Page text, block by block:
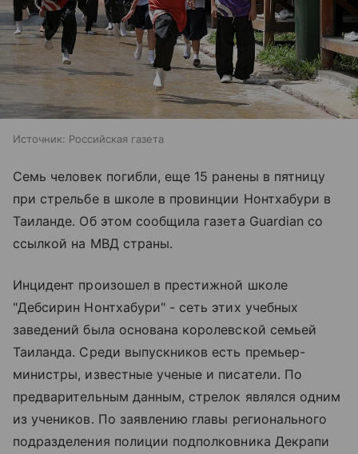
Источник: Российская газета
Семь человек погибли, еще 15 ранены в пятницу
при стрельбе в школе в провинции Нонтхабури в
Таиланде. Об этом сообщила газета Guardian со
ссылкой на МВД страны.
Инцидент произошел в престижной школе
"Дебсирин Нонтхабури" - сеть этих учебных
заведений была основана королевской семьей
Таиланда. Среди выпускников есть премьер-
министры, известные ученые и писатели. По
предварительным данным, стрелок являлся одним
из учеников. По заявлению главы регионального
подразделения полиции подполковника Декрапи